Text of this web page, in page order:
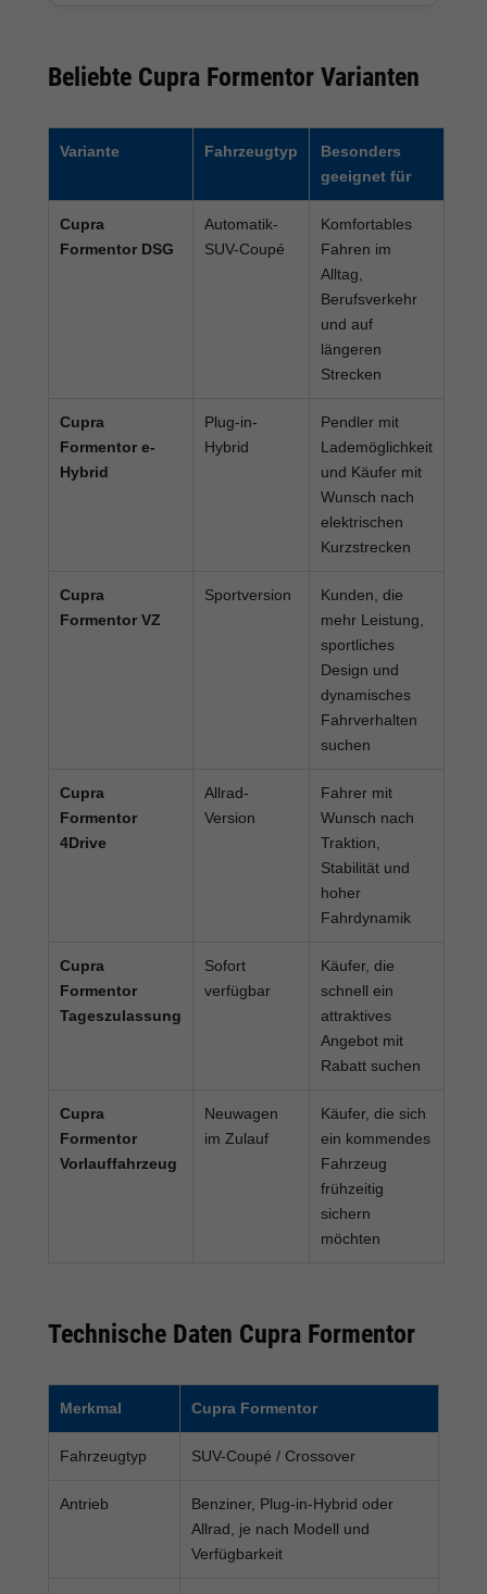
Beliebte Cupra Formentor Varianten
Variante Fahrzeugtyp
Besonders
geeignet für
Cupra
Formentor DSG
Automatik-
SUV-Coupé
Komfortables
Fahren im
Alltag,
Berufsverkehr
und auf
längeren
Strecken
Cupra
Formentor e-
Hybrid
Plug-in-
Hybrid
Pendler mit
Lademöglichkeit
und Käufer mit
Wunsch nach
elektrischen
Kurzstrecken
Cupra
Formentor VZ
Sportversion
Kunden, die
mehr Leistung,
sportliches
Design und
dynamisches
Fahrverhalten
suchen
Cupra
Formentor
4Drive
Allrad-
Version
Fahrer mit
Wunsch nach
Traktion,
Stabilität und
hoher
Fahrdynamik
Cupra
Formentor
Tageszulassung
Sofort
verfügbar
Käufer, die
schnell ein
attraktives
Angebot mit
Rabatt suchen
Cupra
Formentor
Vorlauffahrzeug
Neuwagen
im Zulauf
Käufer, die sich
ein kommendes
Fahrzeug
frühzeitig
sichern
möchten
Technische Daten Cupra Formentor
Merkmal Cupra Formentor
Fahrzeugtyp SUV-Coupé / Crossover
Antrieb
Benziner, Plug-in-Hybrid oder
Allrad, je nach Modell und
Verfügbarkeit